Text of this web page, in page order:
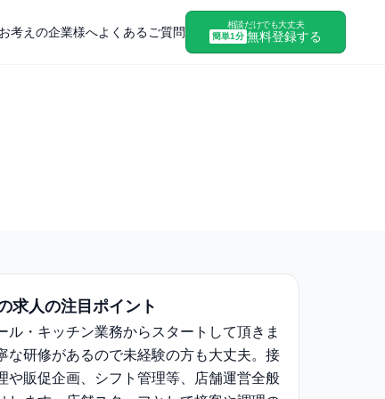
考えの企業様へよくあるご質問
相談だけでも大丈夫
簡単1分 無料登録する
求人の注目ポイント
ル・キッチン業務からスタートして頂きま
な研修があるので未経験の⽅も大丈夫。接
や販促企画、シフト管理等、店舗運営全般